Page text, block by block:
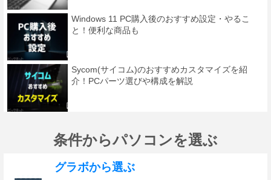
Windows 11 PC購入後のおすすめ設定・やるこ
と！便利な商品も
Sycom(サイコム)のおすすめカスタマイズを紹
介！PCパーツ選びや構成を解説
条件からパソコンを選ぶ
グラボから選ぶ